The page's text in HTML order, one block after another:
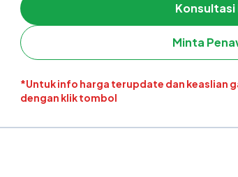
Konsultasi
Minta
*Untuk info harga terupdate dan keaslian
dengan klik tombol